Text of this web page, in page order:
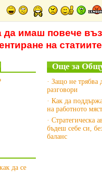
да имаш повече
на статиите
Още за
· Защо не трябва
разговори
· Как да
на работното
· Стратегическа
бъдеш себе си,
баланс
да се